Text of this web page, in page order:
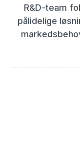
R&D-team
pålidelige